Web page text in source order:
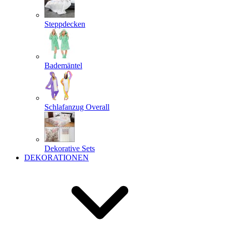
Steppdecken
Bademäntel
Schlafanzug Overall
Dekorative Sets
DEKORATIONEN